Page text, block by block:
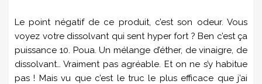
Le point négatif de ce produit, c’est son odeur. Vous
voyez votre dissolvant qui sent hyper fort ? Ben c’est ça
puissance 10. Poua. Un mélange d’éther, de vinaigre, de
dissolvant… Vraiment pas agréable. Et on ne s’y habitue
pas ! Mais vu que c’est le truc le plus efficace que j’ai